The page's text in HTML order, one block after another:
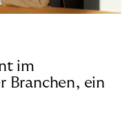
im
Branchen, ein